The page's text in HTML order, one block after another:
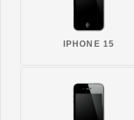
IPHONE 15